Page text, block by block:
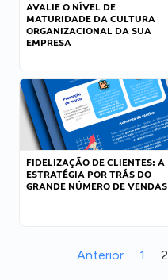
AVALIE O NÍVEL DE
MATURIDADE DA CULTURA
ORGANIZACIONAL DA SUA
EMPRESA
FIDELIZAÇÃO DE CLIENTES: A
ESTRATÉGIA POR TRÁS DO
GRANDE NÚMERO DE VENDAS
Anterior 1 2